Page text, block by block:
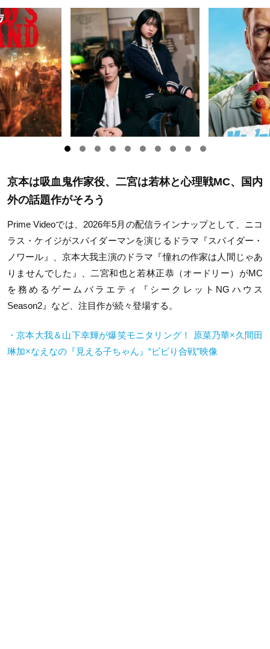
京本は吸血鬼作家役、二宮は若林と心理戦MC、国内
外の話題作がそろう
Prime Videoでは、2026年5月の配信ラインナップとして、ニコ
ラス・ケイジがスパイダーマンを演じるドラマ『スパイダー・
ノワール』、京本大我主演のドラマ『憧れの作家は人間じゃあ
りませんでした』、二宮和也と若林正恭（オードリー）がMC
を務めるゲームバラエティ『シークレットNGハウス
Season2』など、注目作が続々登場する。
・京本大我＆山下幸輝が爆笑モニタリング！ 原菜乃華×久間田
琳加×なえなの『見える子ちゃん』“ビビり合戦”映像